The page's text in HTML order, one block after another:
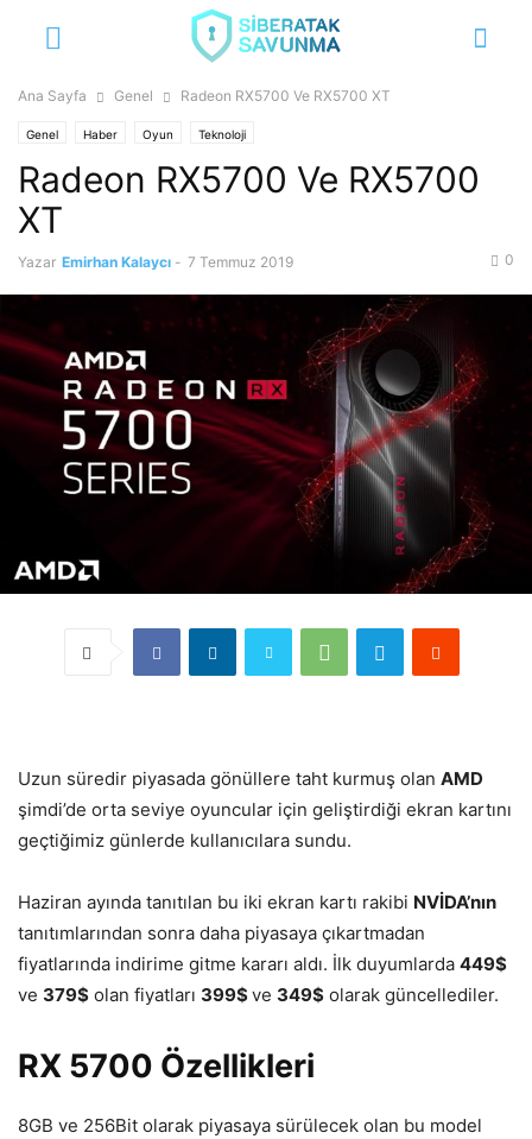
Ana Sayfa Genel Radeon RX5700 Ve RX5700 XT
Genel Haber Oyun Teknoloji
Radeon RX5700 Ve RX5700
XT
Yazar Emirhan Kalaycı - 7 Temmuz 2019 0
Uzun süredir piyasada gönüllere taht kurmuş olan AMD
şimdi’de orta seviye oyuncular için geliştirdiği ekran kartını
geçtiğimiz günlerde kullanıcılara sundu.
Haziran ayında tanıtılan bu iki ekran kartı rakibi NVİDA’nın
tanıtımlarından sonra daha piyasaya çıkartmadan
fiyatlarında indirime gitme kararı aldı. İlk duyumlarda 449$
ve 379$ olan fiyatları 399$ve 349$ olarak güncellediler.
RX 5700 Özellikleri
8GB ve 256Bit olarak piyasaya sürülecek olan bu model